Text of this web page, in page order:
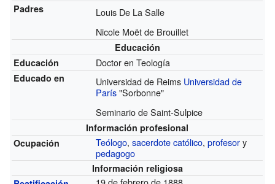
Padres
Louis De La Salle
Nicole Moët de Brouillet
Educación
Educación
Doctor en Teología
Educado en Universidad de Reims Universidad de
París"Sorbonne"
Seminario de Saint-Sulpice
Información profesional
Ocupación
Teólogo,sacerdote católico,profesory
pedagogo
Información religiosa